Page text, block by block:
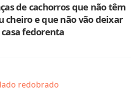
de cachorros que não têm
cheiro e que não vão deixar
fedorenta
redobrado